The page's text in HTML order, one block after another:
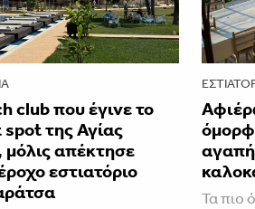
club που έγινε το
της Αγίας
απέκτησε
εστιατόριο
Τα πιο